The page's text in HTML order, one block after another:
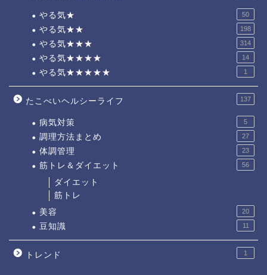
やる気★ 50
やる気★★ 198
やる気★★★ 314
やる気★★★★ 14
やる気★★★★★ 1
たこべいヘルシーライフ 137
病気対策 5
調理方法まとめ 27
体調管理 23
筋トレ＆ダイエット 56
ダイエット
筋トレ
美容
20
豆知識 11
トレンド 1